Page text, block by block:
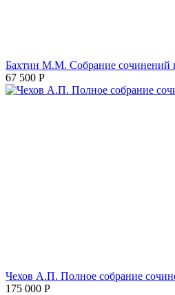
Бахтин М.М. Собрание сочинений
67 500 Р
Чехов А.П. Полное собрание
175 000 Р